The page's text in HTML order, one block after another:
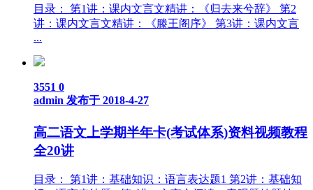
目录： 第1讲：课内文言文精讲：《归去来兮辞》 第2
讲：课内文言文精讲：《滕王阁序》 第3讲：课内文言
...
3551 0
admin 发布于 2018-4-27
高二语文上学期半年卡(考试体系)资料视频教程
全20讲
目录： 第1讲：基础知识：语言表达题1 第2讲：基础知